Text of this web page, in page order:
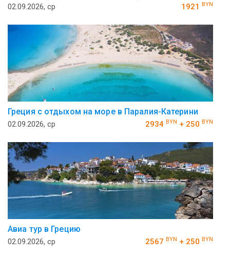
02.09.2026, ср 1921 BYN
Греция с отдыхом на море в Паралия-Катерини
02.09.2026, ср 2934 BYN + 250 BYN
Авиа тур в Грецию
02.09.2026, ср 2567 BYN + 250 BYN